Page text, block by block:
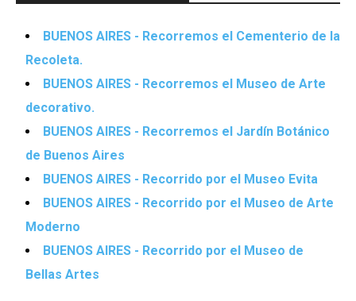
BUENOS AIRES - Recorremos el Cementerio de la
Recoleta.
BUENOS AIRES - Recorremos el Museo de Arte
decorativo.
BUENOS AIRES - Recorremos el Jardín Botánico
de Buenos Aires
BUENOS AIRES - Recorrido por el Museo Evita
BUENOS AIRES - Recorrido por el Museo de Arte
Moderno
BUENOS AIRES - Recorrido por el Museo de
Bellas Artes